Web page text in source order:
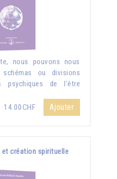
nous pouvons nous
ou divisions
psychiques de l'être
14.00CHF
Ajouter
création spirituelle